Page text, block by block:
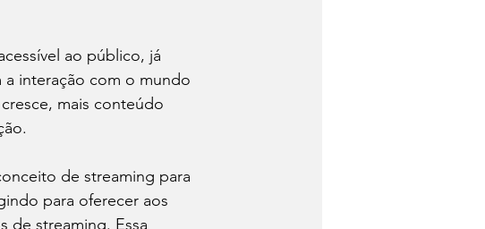
ao público, já
a interação com o mundo
mais conteúdo
de streaming para
para oferecer aos
de streaming. Essa